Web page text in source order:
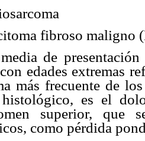
fibroso maligno
de
edades extremas
más frecuente de
es el
superior, que
como pérdida